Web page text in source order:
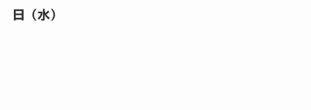
日（水）